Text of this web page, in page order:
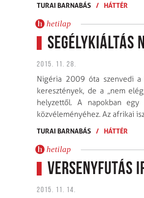
TURAI BARNABÁS / HÁTTÉR
hetilap
Segélykiáltás
2015. 11. 28.
Nigéria 2009 óta szenvedi a
keresztények, de a „nem
helyzettől. A napokban
közvéleményéhez. Az afrikai
TURAI BARNABÁS / HÁTTÉR
hetilap
Versenyfutás
2015. 11. 14.